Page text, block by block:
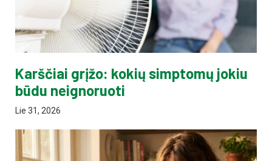
Karščiai grįžo: kokių simptomų jokiu
būdu neignoruoti
Lie 31, 2026